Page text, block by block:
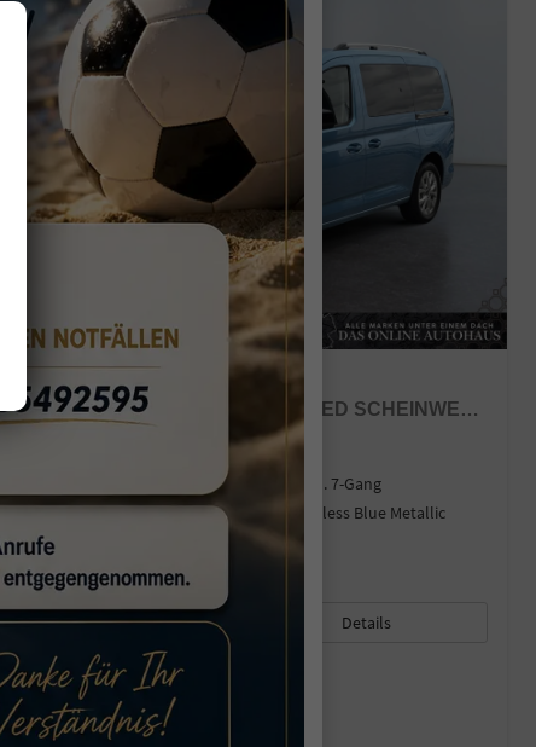
FORD GRAND TOURNEO
TITANIUM 2,0 7 SITZER 2ZKLIMA LED SCHEINWERFER ANHÄNGERKUPPLUNG SITZHEIZUNG EINPARKHILFE KAMERA 17 ZOLL LEICHTMETALL ACC
Neuwagen mit Tageszulassung
Autom. 7-Gang
KraftstoffDiesel
Boundless Blue Metallic
Leistung 90 kW (122 PS)
10.03.2026
36.000,– € Details
Verbrauch kombiniert:
CO -Klasse:
CO2-Emissionen:151,00 g/km